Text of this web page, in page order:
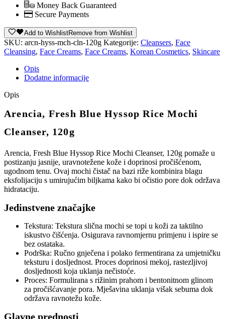
Money Back Guaranteed
Secure Payments
Add to WishlistRemove from Wishlist
SKU: arcn-hyss-mch-cln-120g Kategorije: Cleansers, Face
Cleansing, Face Creams, Face Creams, Korean Cosmetics, Skincare
Opis
Dodatne informacije
Opis
Arencia, Fresh Blue Hyssop Rice Mochi
Cleanser, 120g
Arencia, Fresh Blue Hyssop Rice Mochi Cleanser, 120g pomaže u
postizanju jasnije, uravnotežene kože i doprinosi pročišćenom,
ugodnom tenu. Ovaj mochi čistač na bazi riže kombinira blagu
eksfolijaciju s umirujućim biljkama kako bi očistio pore dok održava
hidrataciju.
Jedinstvene značajke
Tekstura: Tekstura slična mochi se topi u koži za taktilno
iskustvo čišćenja. Osigurava ravnomjernu primjenu i ispire se
bez ostataka.
Podrška: Ručno gnječena i polako fermentirana za umjetničku
teksturu i dosljednost. Proces doprinosi mekoj, rastezljivoj
dosljednosti koja uklanja nečistoće.
Proces: Formulirana s rižinim prahom i bentonitnom glinom
za pročišćavanje pora. Mješavina uklanja višak sebuma dok
održava ravnotežu kože.
Glavne prednosti